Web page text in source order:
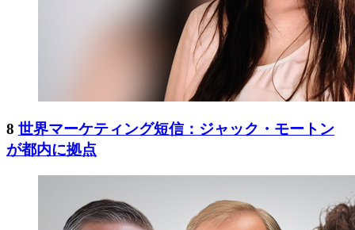
8 世界マーケティング短信：ジャック・モートン
が都内に拠点